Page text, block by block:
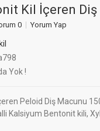
Kil İçeren Diş
0 Yorum Yap
Yok !
Peloid Diş Macunu
Kalsiyum Bentonit kili,